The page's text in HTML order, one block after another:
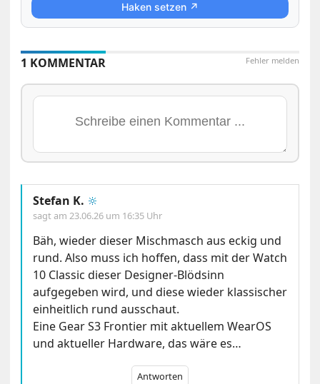
Haken setzen ↗
Fehler melden
1 KOMMENTAR
Stefan K. 🔆
sagt am23.06.26 um 16:35 Uhr
Bäh, wieder dieser Mischmasch aus eckig und
rund. Also muss ich hoffen, dass mit der Watch
10 Classic dieser Designer-Blödsinn
aufgegeben wird, und diese wieder klassischer
einheitlich rund ausschaut.
Eine Gear S3 Frontier mit aktuellem WearOS
und aktueller Hardware, das wäre es…
Antworten